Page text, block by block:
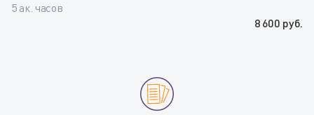
5 ак. часов
8 600 руб.